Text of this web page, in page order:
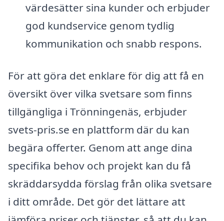
värdesätter sina kunder och erbjuder
god kundservice genom tydlig
kommunikation och snabb respons.
För att göra det enklare för dig att få en
översikt över vilka svetsare som finns
tillgängliga i Trönningenäs, erbjuder
svets-pris.se en plattform där du kan
begära offerter. Genom att ange dina
specifika behov och projekt kan du få
skräddarsydda förslag från olika svetsare
i ditt område. Det gör det lättare att